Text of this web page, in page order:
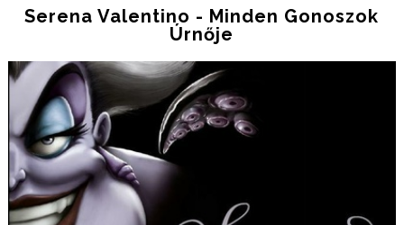
Serena Valentino - Minden Gonoszok
Úrnője